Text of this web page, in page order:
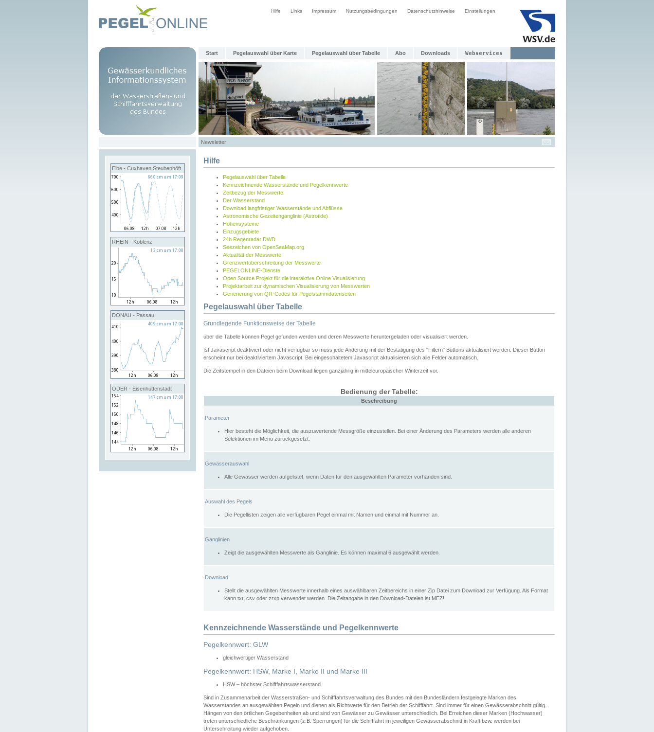
Hilfe Links Impressum Nutzungsbedingungen Datenschutzhinweise Einstellungen
Start Pegelauswahl über Karte Pegelauswahl über Tabelle Abo Downloads Webservices
Newsletter
Elbe - Cuxhaven Steubenhöft
RHEIN - Koblenz
DONAU - Passau
ODER - Eisenhüttenstadt
Hilfe
Pegelauswahl über Tabelle
Kennzeichnende Wasserstände und Pegelkennwerte
Zeitbezug der Messwerte
Der Wasserstand
Download langfristiger Wasserstände und Abflüsse
Astronomische Gezeitenganglinie (Astrotide)
Höhensysteme
Einzugsgebiete
24h Regenradar DWD
Seezeichen von OpenSeaMap.org
Aktualität der Messwerte
Grenzwertüberschreitung der Messwerte
PEGELONLINE-Dienste
Open Source Projekt für die interaktive Online Visualisierung
Projektarbeit zur dynamischen Visualisierung von Messwerten
Generierung von QR-Codes für Pegelstammdatenseiten
Pegelauswahl über Tabelle
Grundlegende Funktionsweise der Tabelle
über die Tabelle können Pegel gefunden werden und deren Messwerte heruntergeladen oder visualisiert werden.
Ist Javascript deaktiviert oder nicht verfügbar so muss jede Änderung mit der Bestätigung des "Filtern" Buttons aktualisiert werden. Dieser Button
erscheint nur bei deaktiviertem Javascript. Bei eingeschaltetem Javascript aktualisieren sich alle Felder automatisch.
Die Zeitstempel in den Dateien beim Download liegen ganzjährig in mitteleuropäischer Winterzeit vor.
Bedienung der Tabelle:
Beschreibung
Parameter
Hier besteht die Möglichkeit, die auszuwertende Messgröße einzustellen. Bei einer Änderung des Parameters werden alle anderen
Selektionen im Menü zurückgesetzt.
Gewässerauswahl
Alle Gewässer werden aufgelistet, wenn Daten für den ausgewählten Parameter vorhanden sind.
Auswahl des Pegels
Die Pegellisten zeigen alle verfügbaren Pegel einmal mit Namen und einmal mit Nummer an.
Ganglinien
Zeigt die ausgewählten Messwerte als Ganglinie. Es können maximal 6 ausgewählt werden.
Download
Stellt die ausgewählten Messwerte innerhalb eines auswählbaren Zeitbereichs in einer Zip Datei zum Download zur Verfügung. Als Format
kann txt, csv oder zrxp verwendet werden. Die Zeitangabe in den Download-Dateien ist MEZ!
Kennzeichnende Wasserstände und Pegelkennwerte
Pegelkennwert: GLW
gleichwertiger Wasserstand
Pegelkennwert: HSW, Marke I, Marke II und Marke III
HSW – höchster Schifffahrtswasserstand
Sind in Zusammenarbeit der Wasserstraßen- und Schifffahrtsverwaltung des Bundes mit den Bundesländern festgelegte Marken des
Wasserstandes an ausgewählten Pegeln und dienen als Richtwerte für den Betrieb der Schifffahrt. Sind immer für einen Gewässerabschnitt gültig.
Hängen von den örtlichen Gegebenheiten ab und sind von Gewässer zu Gewässer unterschiedlich. Bei Erreichen dieser Marken (Hochwasser)
treten unterschiedliche Beschränkungen (z.B. Sperrungen) für die Schifffahrt im jeweiligen Gewässerabschnitt in Kraft bzw. werden bei
Unterschreitung wieder aufgehoben.